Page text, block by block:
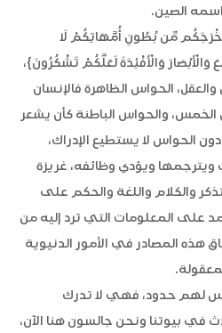
الصين.
مِّن بُطُونِ أُمَّهَاتِكُمْ لَا
وَالْأَفْئِدَةَ لَعَلَّكُمْ تَشْكُرُونَ}،
الحواس الظاهرة فالإنسان
والحواس الباطنة كأن يشعر
الحواس لا يستطيع الإدراك،
ويترجمها ويؤدي وظائفه، غريزة
والكلام واللغة والحكم على
على المعلومات التي ترد إليه من
هذه المصادر في الأمور الدنيوية
لهم حدود، فهي لا تدرك
في بيوتنا ونحن جالسون هنا الآن،